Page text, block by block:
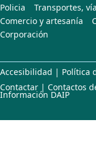
Policia
Transportes,
Comercio y artesanía
Corporación
Accesibilidad | Política
Contactar | Contactos
Información DAIP